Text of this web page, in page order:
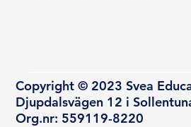
Copyright © 2023 Svea
Djupdalsvägen 12 i
Org.nr: 559119-8220